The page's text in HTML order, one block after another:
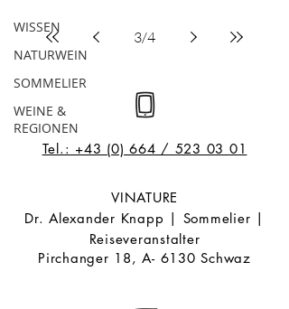
WISSEN
NATURWEIN
SOMMELIER
WEINE &
REGIONEN
3/4
Tel.: +43 (0) 664 / 523 03 01
VINATURE
Dr. Alexander Knapp | Sommelier |
Reiseveranstalter
Pirchanger 18, A- 6130 Schwaz